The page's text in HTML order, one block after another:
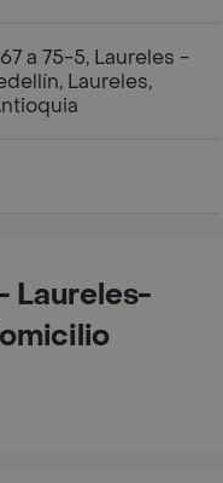
a 75-5, Laureles -
Laureles,
Laureles-